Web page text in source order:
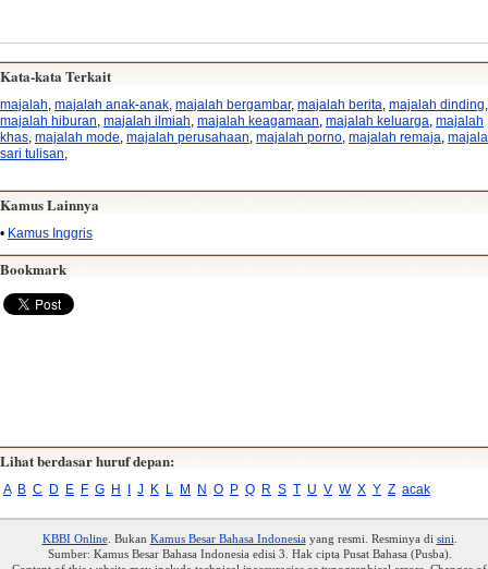
Kata-kata Terkait
majalah majalah anak-anak majalah bergambar, majalah berita majalah dinding
majalah hiburan majalah ilmiah majalah keagamaan majalah keluarga majalah
khas majalah mode majalah perusahaan majalah porno majalah remaja
sari tulisan
Kamus Lainnya
• Kamus Inggris
Bookmark
Lihat berdasar huruf depan:
A B C D E F G H J K L M N O P Q R S T U V W X Y Z acak
KBBI Online. Bukan Kamus Besar Bahasa Indonesiayang resmi. Resminya di sini
Sumber: Kamus Besar Bahasa Indonesia edisi 3. Hak cipta Pusat Bahasa (Pusba).